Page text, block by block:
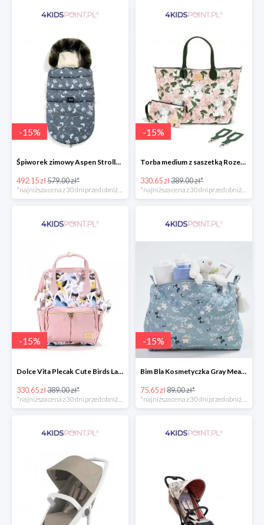
-15%
Śpiworek zimowy Aspen Stroller Bag Combo Boho Royal Arrows Dark & Rafaello La Millou -15%
492.15 zł579.00 zł*
*najniższa cena z 30 dni przed obniżką
-15%
Torba medium z saszetką Rozenek Lady Peony Premium Zip La Millou -15%
330.65 zł389.00 zł*
*najniższa cena z 30 dni przed obniżką
-15%
Dolce Vita Plecak Cute Birds La Millou -15%
330.65 zł389.00 zł*
-15%
Bim Bla Kosmetyczka Gray Meadow -15%
75.65 zł89.00 zł*